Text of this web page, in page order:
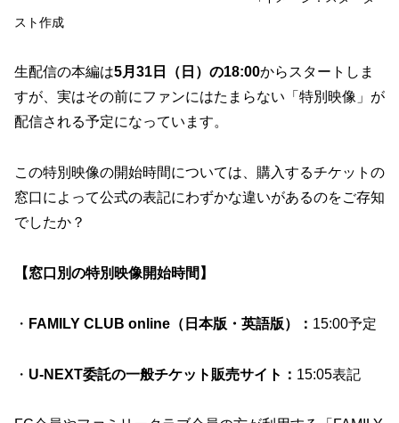
スト作成
生配信の本編は5月31日（日）の18:00からスタートしま
すが、実はその前にファンにはたまらない「特別映像」が
配信される予定になっています。
この特別映像の開始時間については、購入するチケットの
窓口によって公式の表記にわずかな違いがあるのをご存知
でしたか？
【窓口別の特別映像開始時間】
・ FAMILY CLUB online（日本版・英語版）： 15:00予定
・ U-NEXT委託の一般チケット販売サイト： 15:05表記